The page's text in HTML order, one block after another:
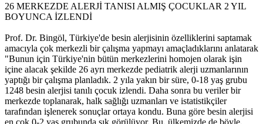
26 MERKEZDE ALERJİ TANISI ALMIŞ ÇOCUKLAR 2 YIL
BOYUNCA İZLENDİ
Prof. Dr. Bingöl, Türkiye'de besin alerjisinin özelliklerini saptamak
amacıyla çok merkezli bir çalışma yapmayı amaçladıklarını anlatarak
"Bunun için Türkiye'nin bütün merkezlerini homojen olarak işin
içine alacak şekilde 26 ayrı merkezde pediatrik alerji uzmanlarının
yaptığı bir çalışma planladık. 2 yıla yakın bir süre, 0-18 yaş grubu
1248 besin alerjisi tanılı çocuk izlendi. Daha sonra bu veriler bir
merkezde toplanarak, halk sağlığı uzmanları ve istatistikçiler
tarafından işlenerek sonuçlar ortaya kondu. Buna göre besin alerjisi